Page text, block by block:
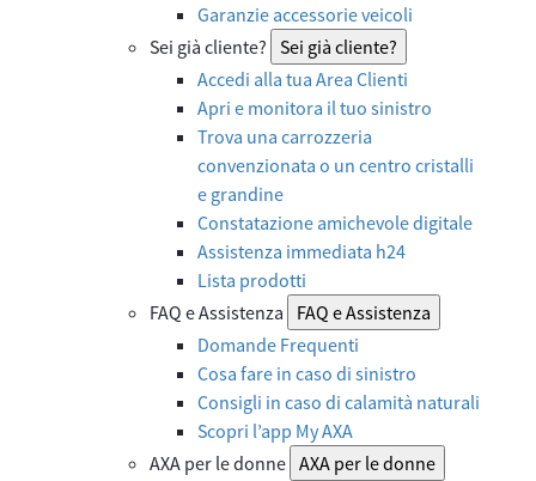
Garanzie accessorie veicoli
Sei già cliente? Sei già cliente?
Accedi alla tua Area Clienti
Apri e monitora il tuo sinistro
Trova una carrozzeria
convenzionata o un centro cristalli
e grandine
Constatazione amichevole digitale
Assistenza immediata h24
Lista prodotti
FAQ e Assistenza
FAQ e Assistenza
Domande Frequenti
Cosa fare in caso di sinistro
Consigli in caso di calamità naturali
Scopri l’app My AXA
AXA per le donne AXA per le donne